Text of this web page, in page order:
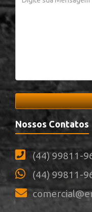
Nossos Contatos
(44) 99811-
(44) 99811-